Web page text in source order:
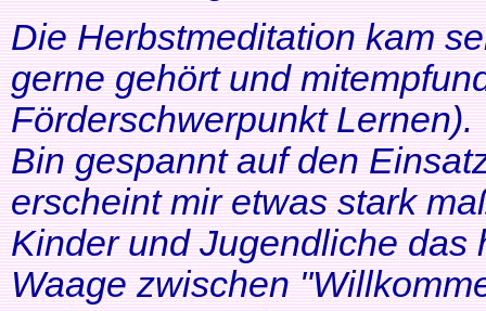
Die Herbstmeditation kam
gerne gehört und
Förderschwerpunkt Lernen).
Bin gespannt auf den
erscheint mir etwas stark
Kinder und Jugendliche das
Waage zwischen